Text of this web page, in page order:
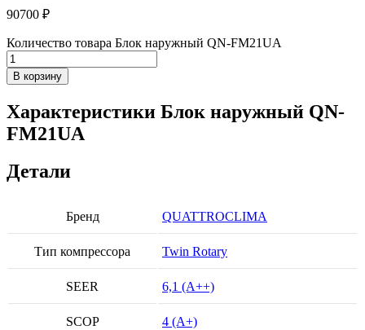
90700 ₽
Количество товара Блок наружный QN-FM21UA
В корзину
Характеристики Блок наружный QN-
FM21UA
Детали
Бренд QUATTROCLIMA
Тип компрессора Twin Rotary
SEER 6,1 (A++)
SCOP 4 (A+)